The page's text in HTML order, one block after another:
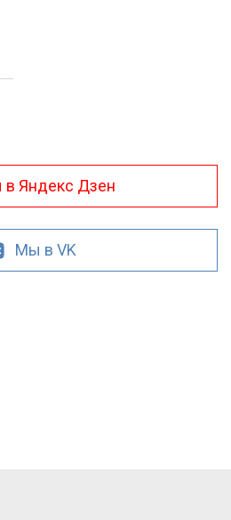
Яндекс Дзен
Мы в VK